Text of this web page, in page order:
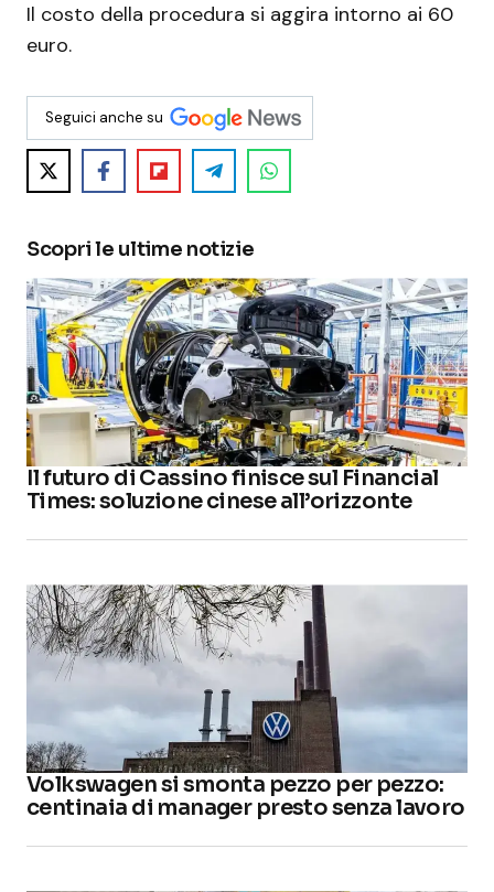
Il costo della procedura si aggira intorno ai 60
euro.
Seguici anche su
Scopri le ultime notizie
Il futuro di Cassino finisce sul Financial
Times: soluzione cinese all’orizzonte
Volkswagen si smonta pezzo per pezzo:
centinaia di manager presto senza lavoro